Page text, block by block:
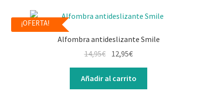
Lista de deseos
¡OFERTA!
Alfombra antideslizante Smile
14,95€ 12,95€
Añadir al carrito